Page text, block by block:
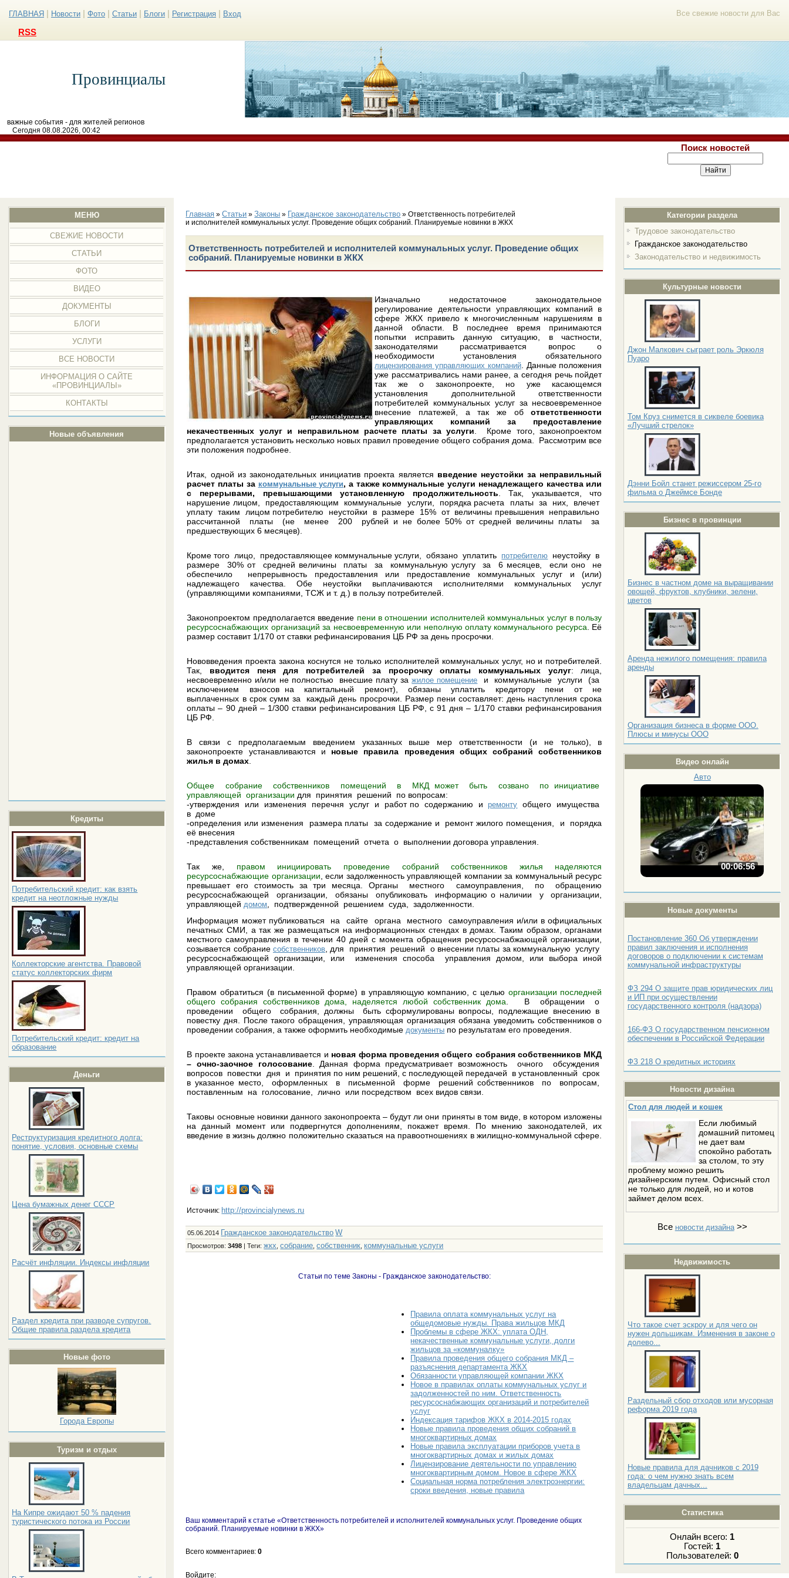
Все свежие новости для Вас
ГЛАВНАЯ Новости Фото Статьи Блоги Регистрация Вход
RSS
Провинциалы
важные события - для жителей регионов
Сегодня 08.08.2026, 00:42
Поиск новостей
МЕНЮ
СВЕЖИЕ НОВОСТИ
СТАТЬИ
ФОТО
ВИДЕО
ДОКУМЕНТЫ
БЛОГИ
УСЛУГИ
ВСЕ НОВОСТИ
ИНФОРМАЦИЯ О САЙТЕ
«ПРОВИНЦИАЛЫ»
КОНТАКТЫ
Новые объявления
Кредиты
Потребительский кредит: как взять
кредит на неотложные нужды
Коллекторские агентства. Правовой
статус коллекторских фирм
Потребительский кредит: кредит на
образование
Деньги
Реструктуризация кредитного долга:
понятие, условия, основные схемы
Цена бумажных денег СССР
Расчёт инфляции. Индексы инфляции
Раздел кредита при разводе супругов.
Общие правила раздела кредита
Новые фото
Города Европы
Туризм и отдых
На Кипре ожидают 50 % падения
туристического потока из России
Категории раздела
Трудовое законодательство
Гражданское законодательство
Законодательство и недвижимость
Культурные новости
Джон Малкович сыграет роль Эркюля
Пуаро
Том Круз снимется в сиквеле боевика
«Лучший стрелок»
Дэнни Бойл станет режиссером 25-го
фильма о Джеймсе Бонде
Бизнес в провинции
Бизнес в частном доме на выращивании
овощей, фруктов, клубники, зелени,
цветов
Аренда нежилого помещения: правила
аренды
Организация бизнеса в форме ООО.
Плюсы и минусы ООО
Видео онлайн
Авто
00:06:56
Новые документы
Постановление 360 Об утверждении
правил заключения и исполнения
договоров о подключении к системам
коммунальной инфраструктуры
ФЗ 294 О защите прав юридических лиц
и ИП при осуществлении
государственного контроля (надзора)
166-ФЗ О государственном пенсионном
обеспечении в Российской Федерации
ФЗ 218 О кредитных историях
Новости дизайна
Стол для людей и кошек
Если любимый
домашний питомец
не дает вам
спокойно работать
за столом, то эту
проблему можно решить
дизайнерским путем. Офисный стол
не только для людей, но и котов
займет делом всех.
Все новости дизайна>>
Недвижимость
Что такое счет эскроу и для чего он
нужен дольщикам. Изменения в законе о
долево...
Раздельный сбор отходов или мусорная
реформа 2019 года
Новые правила для дачников с 2019
года: о чем нужно знать всем
владельцам дачных...
Статистика
Онлайн всего: 1
Гостей: 1
Пользователей: 0
Главная »Статьи »Законы » Гражданское законодательство » Ответственность потребителей
и исполнителей коммунальных услуг. Проведение общих собраний. Планируемые новинки в ЖКХ
Ответственность потребителей и исполнителей коммунальных услуг. Проведение общих
собраний. Планируемые новинки в ЖКХ
Изначально недостаточное законодательное
регулирование деятельности управляющих компаний в
сфере ЖКХ привело к многочисленным нарушениям в
данной области. В последнее время принимаются
попытки исправить данную ситуацию, в частности,
законодателями рассматривается вопрос о
необходимости установления обязательного
лицензирования управляющих компаний. Данные положения
уже рассматривались нами ранее, а сегодня речь пойдет
так же о законопроекте, но уже касающемся
установления дополнительной ответственности
потребителей коммунальных услуг за несвоевременное
внесение платежей, а так же обответственности
управляющих компаний за предоставление
некачественных услуг и неправильном расчете платы за услуги . Кроме того, законопроектом
предполагается установить несколько новых правил проведение общего собрания дома. Рассмотрим все
эти положения подробнее.
Итак, одной из законодательных инициатив проекта является введение неустойки за неправильный
расчет платы за коммунальные услуги, а также коммунальные услуги ненадлежащего качества или
с перерывами, превышающими установленную продолжительность . Так, указывается, что
нарушение лицом, предоставляющим коммунальные услуги, порядка расчета платы за них, влечет
уплату таким лицом потребителю неустойки в размере 15% от величины превышения неправильно
рассчитанной платы (не менее 200 рублей и не более 50% от средней величины платы за
предшествующих 6 месяцев).
Кроме того лицо, предоставляющее коммунальные услуги, обязано уплатить потребителю неустойку в
размере 30% от средней величины платы за коммунальную услугу за 6 месяцев, если оно не
обеспечило непрерывность предоставления или предоставление коммунальных услуг и (или)
надлежащего качества. Обе неустойки выплачиваются исполнителями коммунальных услуг
(управляющими компаниями, ТСЖ и т. д.) в пользу потребителей.
Законопроектом предполагается введение пени в отношении исполнителей коммунальных услуг в пользу
ресурсоснабжающих организаций за несвоевременную или неполную оплату коммунального ресурса . Её
размер составит 1/170 от ставки рефинансирования ЦБ РФ за день просрочки.
Нововведения проекта закона коснутся не только исполнителей коммунальных услуг, но и потребителей.
Так, вводится пеня для потребителей за просрочку оплаты коммунальных услуг: лица,
несвоевременно и/или не полностью внесшие плату зажилое помещение и коммунальные услуги (за
исключением взносов на капитальный ремонт), обязаны уплатить кредитору пени от не
выплаченных в срок сумм за каждый день просрочки. Размер пени составляет: день наступления срока
оплаты – 90 дней – 1/300 ставки рефинансирования ЦБ РФ, с 91 дня – 1/170 ставки рефинансирования
ЦБ РФ.
В связи с предполагаемым введением указанных выше мер ответственности (и не только), в
законопроекте устанавливаются и новые правила проведения общих собраний собственников
жилья в домах
Общее собрание собственников помещений в МКД может быть созвано по инициативе
управляющей организации для принятия решений по вопросам:
-утверждения или изменения перечня услуг и работ по содержанию иремонту общего имущества
в доме
-определения или изменения размера платы за содержание и ремонт жилого помещения, и порядка
её внесения
-представления собственникам помещений отчета о выполнении договора управления.
Так же, правом инициировать проведение собраний собственников жилья наделяются
ресурсоснабжающие организации , если задолженность управляющей компании за коммунальный ресурс
превышает его стоимость за три месяца. Органы местного самоуправления, по обращению
ресурсоснабжающей организации, обязаны опубликовать информацию о наличии у организации,
управляющей домом
, подтвержденной решением суда, задолженности.
Информация может публиковаться на сайте органа местного самоуправления и/или в официальных
печатных СМИ, а так же размещаться на информационных стендах в домах. Таким образом, органами
местного самоуправления в течении 40 дней с момента обращения ресурсоснабжающей организации,
созывается собрание собственников, для принятия решений о внесении платы за коммунальную услугу
ресурсоснабжающей организации, или изменения способа управления домом, или выбора иной
управляющей организации.
Правом обратиться (в письменной форме) в управляющую компанию, с целью организации последней
общего собрания собственников дома, наделяется любой собственник дома . В обращении о
проведении общего собрания, должны быть сформулированы вопросы, подлежащие внесению в
повестку дня. После такого обращения, управляющая организация обязана уведомить собственников о
проведении собрания, а также оформить необходимые документы по результатам его проведения.
В проекте закона устанавливается и новая форма проведения общего собрания собственников МКД
– очно-заочное голосование. Данная форма предусматривает возможность очного обсуждения
вопросов повестки дня и принятия по ним решений, с последующей передачей в установленный срок
в указанное место, оформленных в письменной форме решений собственников по вопросам,
поставленным на голосование, лично или посредством всех видов связи.
Таковы основные новинки данного законопроекта – будут ли они приняты в том виде, в котором изложены
на данный момент или подвергнутся дополнениям, покажет время. По мнению законодателей, их
введение в жизнь должно положительно сказаться на правоотношениях в жилищно-коммунальной сфере.
Источник: http://provincialynews.ru
05.06.2014 Гражданское законодательство W
Просмотров:3498 |Теги:жкх ,собрание ,собственник коммунальные услуги
Статьи по теме Законы - Гражданское законодательство:
Правила оплата коммунальных услуг на
общедомовые нужды. Права жильцов МКД
Проблемы в сфере ЖКХ: уплата ОДН,
некачественные коммунальные услуги, долги
жильцов за «коммуналку»
Правила проведения общего собрания МКД –
разъяснения департамента ЖКХ
Обязанности управляющей компании ЖКХ
Новое в правилах оплаты коммунальных услуг и
задолженностей по ним. Ответственность
ресурсоснабжающих организаций и потребителей
услуг
Индексация тарифов ЖКХ в 2014-2015 годах
Новые правила проведения общих собраний в
многоквартирных домах
Новые правила эксплуатации приборов учета в
многоквартирных домах и жилых домах
Лицензирование деятельности по управлению
многоквартирным домом. Новое в сфере ЖКХ
Социальная норма потребления электроэнергии:
сроки введения, новые правила
Ваш комментарий к статье «Ответственность потребителей и исполнителей коммунальных услуг. Проведение общих
собраний. Планируемые новинки в ЖКХ»
Всего комментариев:0
Войдите: